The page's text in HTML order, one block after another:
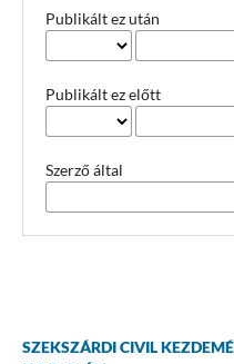
Publikált ez után
Publikált ez előtt
Szerző által
SZEKSZÁRDI CIVIL